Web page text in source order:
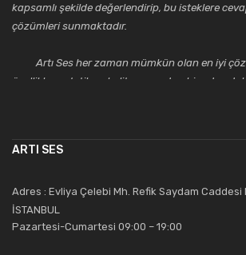
kapsamlı şekilde değerlendirip, bu isteklere
çözümleri sunmaktadır.
Artı Ses her zaman mümkün olan en iyi
özellikler, estetik ve kalite açısından bir adım
saygıdeğer yerini kazanmıştır.
Artı Ses, güler yüzü ve deneyimi ile bu gün ve
güvenebileceğiniz bir tercihtir.
ARTI SES
Adres : Evliya Çelebi Mh. Refik Saydam Caddesi
İSTANBUL
Pazartesi-Cumartesi 09:00 – 19:00